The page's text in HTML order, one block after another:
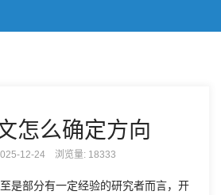
怎么确定方向
12-24 浏览量: 18333
是部分有一定经验的研究者而言，开